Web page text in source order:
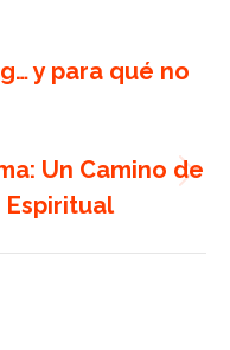
y para qué no
Un Camino de